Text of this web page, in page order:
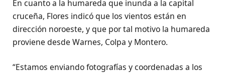
En cuanto a la humareda que inunda a la capital
cruceña, Flores indicó que los vientos están en
dirección noroeste, y que por tal motivo la humareda
proviene desde Warnes, Colpa y Montero.
“Estamos enviando fotografías y coordenadas a los